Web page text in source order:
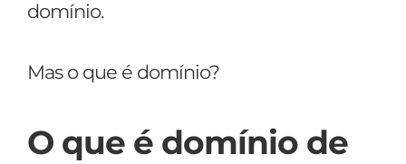
domínio.
Mas o que é domínio?
O que é domínio de